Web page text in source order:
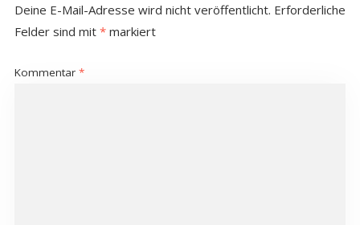
Deine E-Mail-Adresse wird nicht veröffentlicht. Erforderliche
Felder sind mit *markiert
Kommentar *